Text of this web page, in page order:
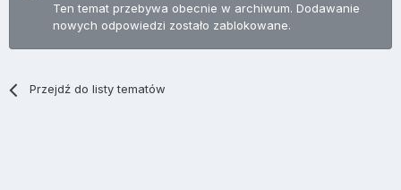
Ten temat przebywa obecnie w archiwum. Dodawanie
nowych odpowiedzi zostało zablokowane.
Przejdź do listy tematów